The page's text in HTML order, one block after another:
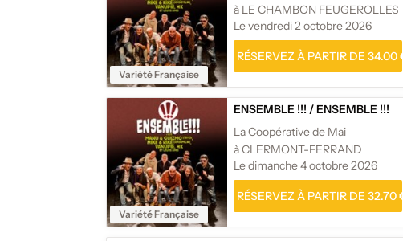
Variété Française
à LE CHAMBON FEUGEROLLES
Le vendredi 2 octobre 2026
RÉSERVEZ À PARTIR DE 34.00 €
Variété Française
ENSEMBLE !!! /ENSEMBLE !!!
La Coopérative de Mai
à CLERMONT-FERRAND
Le dimanche 4 octobre 2026
RÉSERVEZ À PARTIR DE 32.70 €